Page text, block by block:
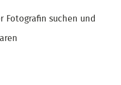
Fotografin suchen und